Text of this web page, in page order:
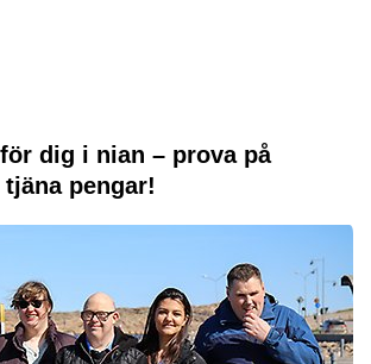
dig i nian – prova på
pengar!